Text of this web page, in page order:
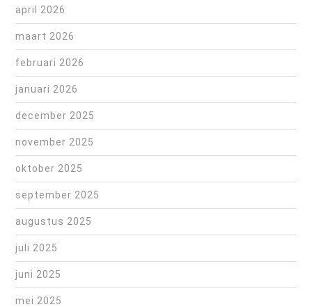
april 2026
maart 2026
februari 2026
januari 2026
december 2025
november 2025
oktober 2025
september 2025
augustus 2025
juli 2025
juni 2025
mei 2025